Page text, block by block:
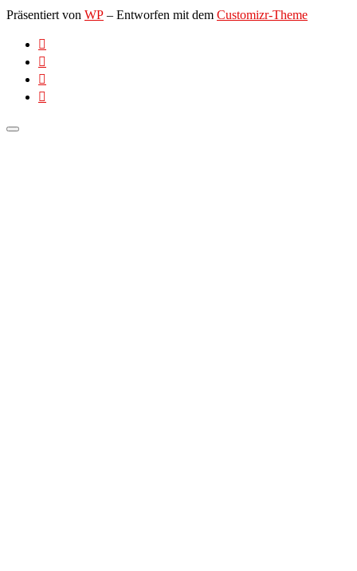
Präsentiert von WP – Entworfen mit dem Customizr-Theme